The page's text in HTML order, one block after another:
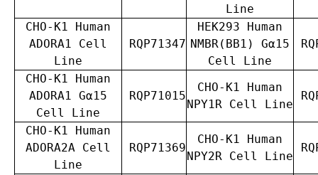
Line
CHO-K1 Human
ADORA1 Cell
Line
RQP71347
HEK293 Human
NMBR(BB1) Gα15
Cell Line
CHO-K1 Human
ADORA1 Gα15
Cell Line
RQP71015
CHO-K1 Human
NPY1R Cell Line
CHO-K1 Human
ADORA2A Cell
Line
RQP71369
CHO-K1 Human
NPY2R Cell Line